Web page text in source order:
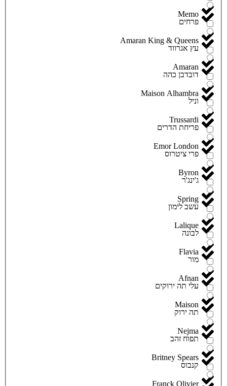
Memo
Amaran King & Queens
Amaran
Maison Alhambra
Trussardi
Emor London
Byron
Spring
Lalique
Flavia
Afnan
Maison
Nejma
Britney Spears
Franck Olivier
פרחים
עץ אגרווד
דובדבן כהה
וניל
פריחת הדרים
פרי ציטרוס
ג'ינג'ר
עשב לימון
לבונה
מור
עלי תה ירוקים
תה ירוק
תפוח זהב
קנבוס